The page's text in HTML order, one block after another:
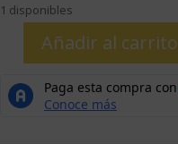
1 disponibles
Añadir al carrito